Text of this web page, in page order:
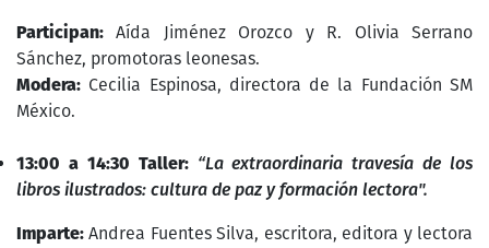
Participan:Aída Jiménez Orozco y R. Olivia Serrano
Sánchez, promotoras leonesas.
Modera: Cecilia Espinosa, directora de la Fundación SM
México.
13:00 a 14:30 Taller: “La extraordinaria travesía de los
libros ilustrados: cultura de paz y formación lectora".
Imparte: Andrea Fuentes Silva, escritora, editora y lectora